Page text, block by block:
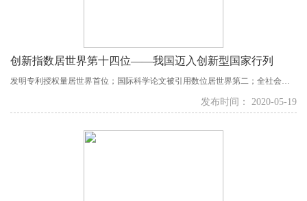
创新指数居世界第十四位——我国迈入创新型国家行列
发明专利授权量居世界首位；国际科学论文被引用数位居世界第二；全社会研
发支出达2.17万亿元，占GDP比重大体上与欧盟平均水平相当；科技进步贡献率
达到59.5%，有望在今年实现60%的目标……过去一年，我国加快建设创新型国
发布时间： 2020-05-19